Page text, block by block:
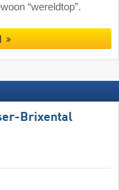
“wereldtop”.
Brixental